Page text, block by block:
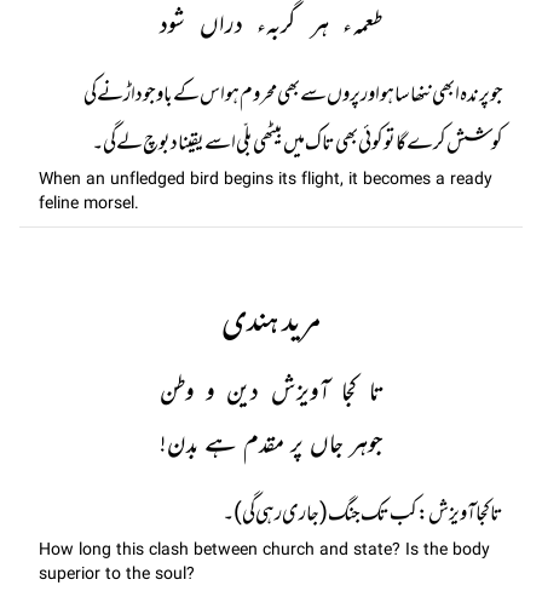
طعمہء ہر گربہء دراں شود
جو پرندہ ابھی ننھا سا ہو اور پروں سے بھی محروم ہو اس کے باوجود اڑنے کی
کوشش کرے گا تو کوئی بھی تاک میں بیٹھی بلّی اسے یقینا دبوچ لے گی۔
When an unfledged bird begins its flight, it becomes a ready
feline morsel.
مرید ہندی
تا کجا آویزش دین و وطن
جوہر جاں پر مقدم ہے بدن!
تا کجا آويزش: کب تک جنگ (جاری رہی گی)۔
How long this clash between church and state? Is the body
superior to the soul?